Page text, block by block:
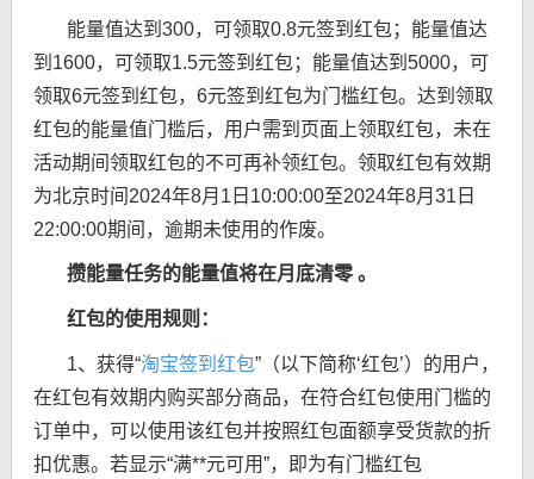
能量值达到300，可领取0.8元签到红包；能量值达
到1600，可领取1.5元签到红包；能量值达到5000，可
领取6元签到红包，6元签到红包为门槛红包。达到领取
红包的能量值门槛后，用户需到页面上领取红包，未在
活动期间领取红包的不可再补领红包。领取红包有效期
为北京时间2024年8月1日10:00:00至2024年8月31日
22:00:00期间，逾期未使用的作废。
攒能量任务的能量值将在月底清零 。
红包的使用规则：
1、获得“淘宝签到红包”（以下简称‘红包’）的用户，
在红包有效期内购买部分商品，在符合红包使用门槛的
订单中，可以使用该红包并按照红包面额享受货款的折
扣优惠。若显示“满**元可用”，即为有门槛红包